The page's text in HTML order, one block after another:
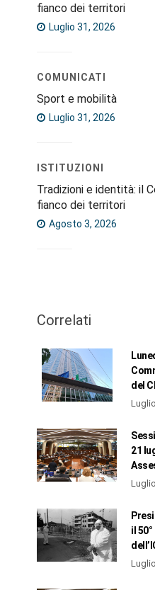
fianco dei territori
Luglio 31, 2026
COMUNICATI
Sport e mobilità
Luglio 31, 2026
ISTITUZIONI
Tradizioni e identità: il
fianco dei territori
Agosto 3, 2026
Correlati
del
21
il